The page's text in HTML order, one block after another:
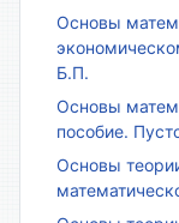
Основы
Б.П.
Основы
пособие.
Основы